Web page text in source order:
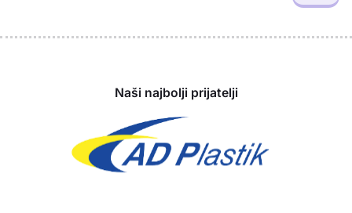
Naši najbolji prijatelji